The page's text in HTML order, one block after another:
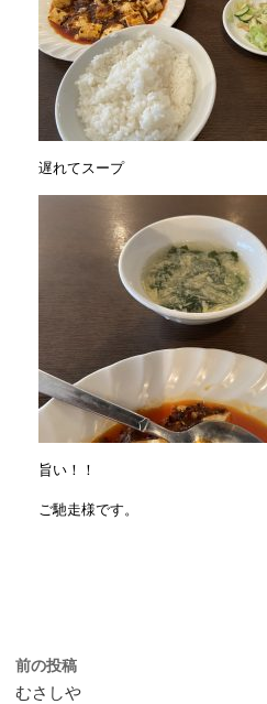
遅れてスープ
旨い！！
ご馳走様です。
前の投稿
むさしや